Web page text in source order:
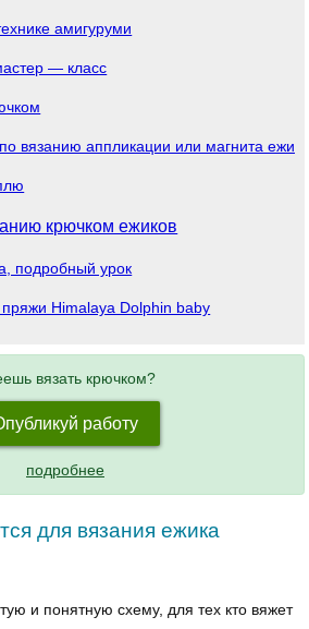
амигуруми
— класс
вязанию аппликации или магнита ежик
крючком ежиков
подробный урок
Himalaya Dolphin baby
вязать крючком?
работу
подробнее
для вязания ежика
и понятную схему, для тех кто вяжет